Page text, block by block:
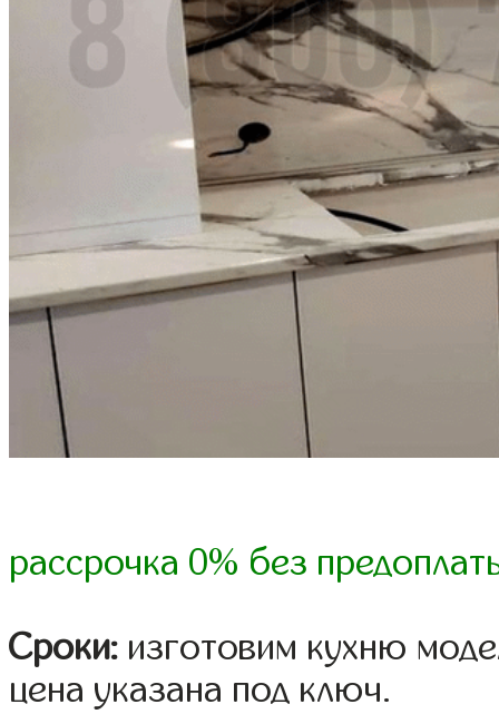
рассрочка 0% без
Сроки: изготовим кухню
цена указана под ключ.